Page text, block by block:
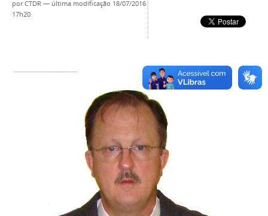
porCTDR — última modificação 18/07/2016
17h20